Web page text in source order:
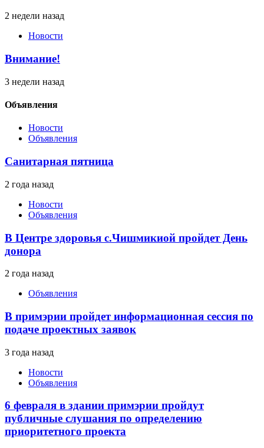
2 недели назад
Новости
Внимание!
3 недели назад
Объявления
Новости
Объявления
Санитарная пятница
2 года назад
Новости
Объявления
В Центре здоровья с.Чишмикиой пройдет День
донора
2 года назад
Объявления
В примэрии пройдет информационная сессия по
подаче проектных заявок
3 года назад
Новости
Объявления
6 февраля в здании примэрии пройдут
публичные слушания по определению
приоритетного проекта